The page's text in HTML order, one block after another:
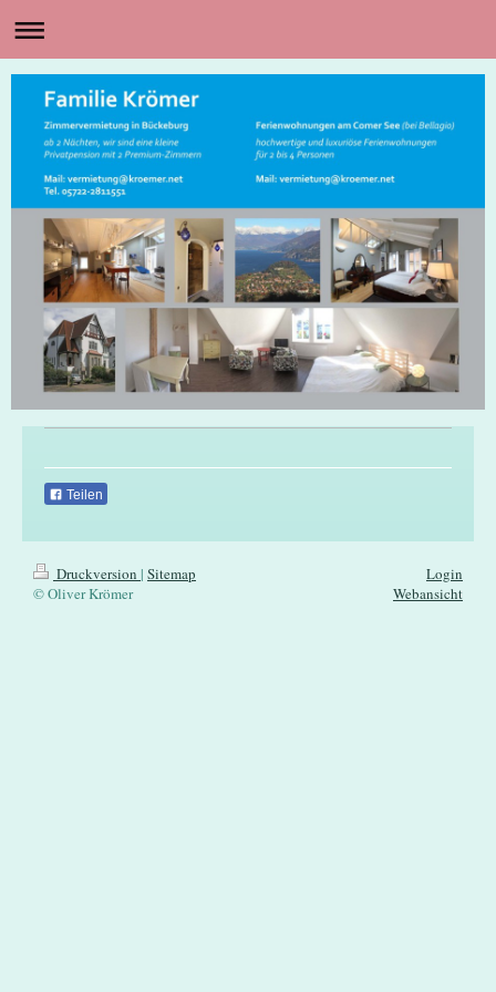
Teilen
Druckversion | Sitemap
© Oliver Krömer
Login
Webansicht